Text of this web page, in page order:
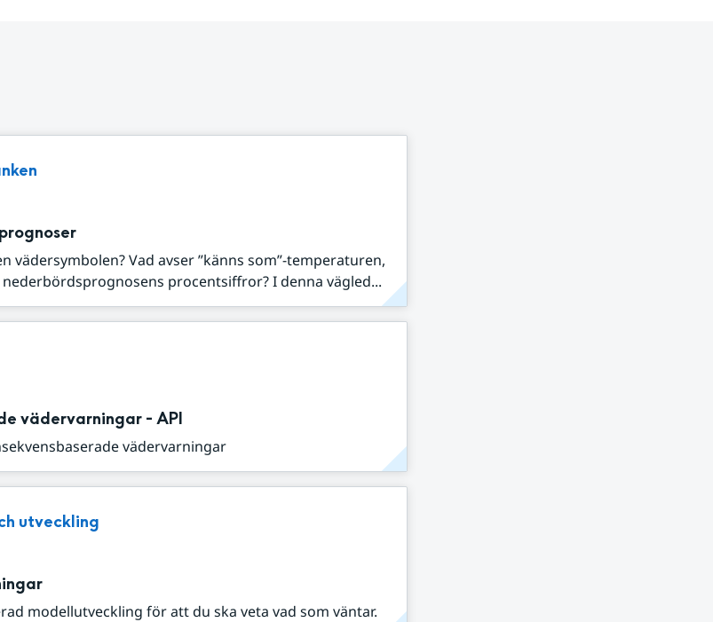
vädersymbolen? Vad avser ”känns som”-temperaturen,
procentsiffror? I denna vägled...
vädervarningar - API
vädervarningar
utveckling
modellutveckling för att du ska veta vad som väntar.